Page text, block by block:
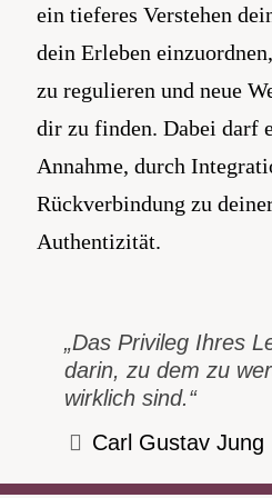
ein tieferes Verstehen
dein Erleben
zu regulieren und neue
dir zu finden. Dabei darf
Annahme, durch
Rückverbindung zu
Authentizität.
„Das Privileg Ihres
darin, zu dem zu
wirklich sind.“
Carl Gustav Jung